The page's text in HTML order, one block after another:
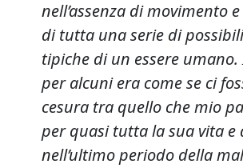
nell’assenza di movimento
di tutta una serie di
tipiche di un essere
per alcuni era come se ci
cesura tra quello che mio
per quasi tutta la sua vita e
nell’ultimo periodo della